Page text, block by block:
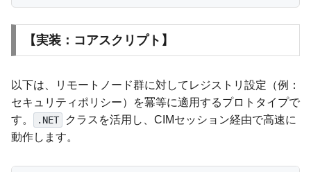
【実装：コアスクリプト】
以下は、リモートノード群に対してレジストリ設定（例：
セキュリティポリシー）を冪等に適用するプロトタイプで
す。
.NET
クラスを活用し、CIMセッション経由で高速に
動作します。